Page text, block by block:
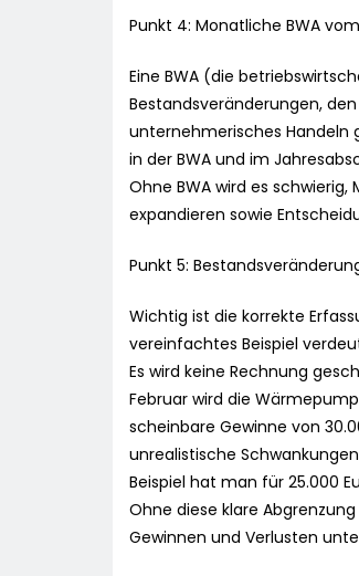
Punkt 4: Monatliche BWA
Eine BWA (die
Bestandsveränderungen,
unternehmerisches Handeln
in der BWA und im
Ohne BWA wird es
expandieren sowie
Punkt 5:
Wichtig ist die korrekte
vereinfachtes Beispiel
Es wird keine Rechnung
Februar wird die
scheinbare Gewinne von
unrealistische
Beispiel hat man für 25.000
Ohne diese klare
Gewinnen und Verlusten